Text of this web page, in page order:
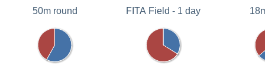
50m round
FITA Field - 1 day